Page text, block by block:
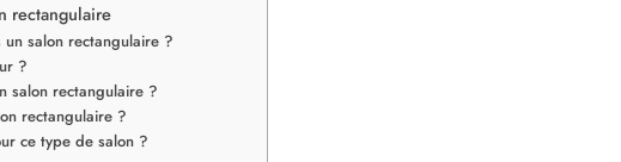
rectangulaire
salon rectangulaire ?
?
salon rectangulaire ?
rectangulaire ?
ce type de salon ?